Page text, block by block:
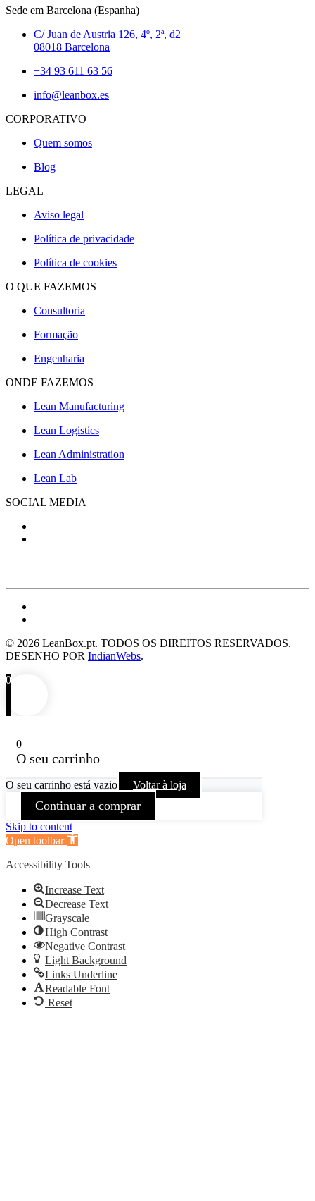
Sede em Barcelona (Espanha)
C/ Juan de Austria 126, 4º, 2ª, d2
08018 Barcelona
+34 93 611 63 56
info@leanbox.es
CORPORATIVO
Quem somos
Blog
LEGAL
Aviso legal
Política de privacidade
Política de cookies
O QUE FAZEMOS
Consultoria
Formação
Engenharia
ONDE FAZEMOS
Lean Manufacturing
Lean Logistics
Lean Administration
Lean Lab
SOCIAL MEDIA
© 2026 LeanBox.pt. TODOS OS DIREITOS RESERVADOS.
DESENHO POR IndianWebs.
0
0
O seu carrinho
O seu carrinho está vazio Voltar à loja
Continuar a comprar
Skip to content
Open toolbar
Accessibility Tools
Increase Text
Decrease Text
Grayscale
High Contrast
Negative Contrast
Light Background
Links Underline
Readable Font
Reset